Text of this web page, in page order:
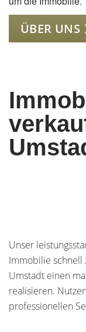
ÜBER UNS
Unser
Immobilie schnell
Umstadt einen
realisieren.
professionellen